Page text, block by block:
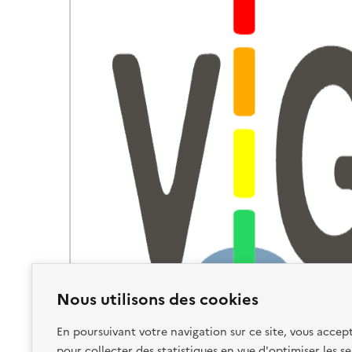
Nous utilisons des cookies
En poursuivant votre navigation sur ce site, vous